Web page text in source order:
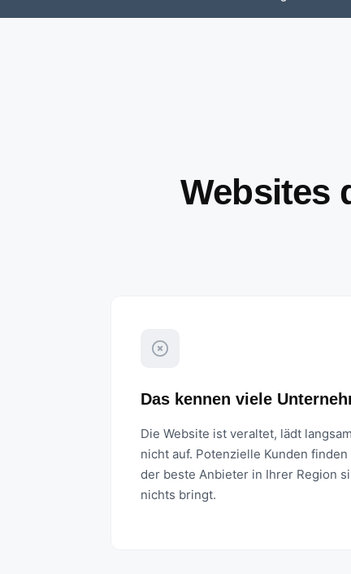
Websites
Das kennen viele
Die Website ist veraltet, lädt
nicht auf. Potenzielle Kunden
der beste Anbieter in Ihrer Region
nichts bringt.